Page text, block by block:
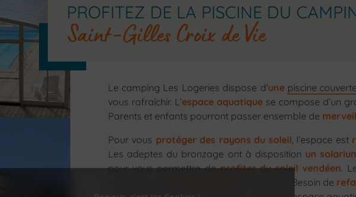
PROFITEZ DE LA PISCINE DU
Saint-Gilles Croix de Vie
Le camping Les Logeries dispose d’une piscine couverte
vous rafraîchir. L’espace aquatiquese compose d’un
Parents et enfants pourront passer ensemble de
Pour vous protéger des rayons du soleil , l’espace est
Les adeptes du bronzage ont à disposition un
pour vous permettre deprofiter du soleil vendéen.
à l’endroit. Besoin de